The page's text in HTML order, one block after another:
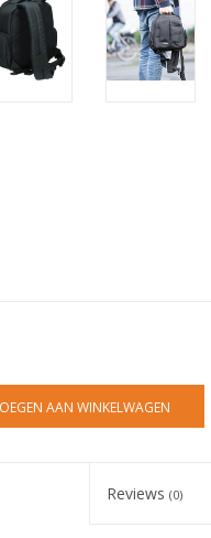
AAN WINKELWAGEN
Reviews (0)